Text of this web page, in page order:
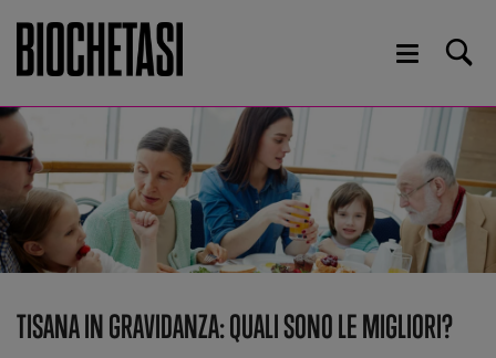
TISANA IN GRAVIDANZA: QUALI SONO LE MIGLIORI?